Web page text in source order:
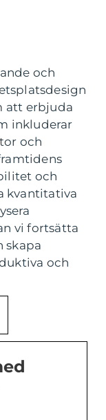
och
att erbjuda
inkluderar
och
och
kvantitativa
vi fortsätta
skapa
och